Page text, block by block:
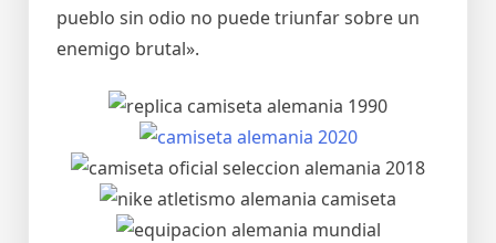
pueblo sin odio no puede triunfar sobre un
enemigo brutal».